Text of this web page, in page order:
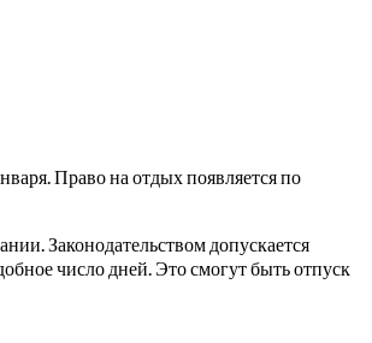
Право на отдых появляется по
Законодательством допускается
число дней. Это смогут быть отпуск